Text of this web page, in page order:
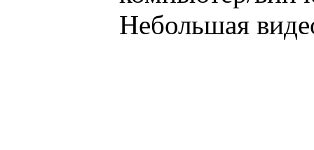
Небольшая